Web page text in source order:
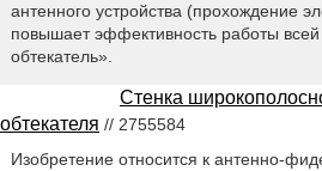
антенного устройства (прохождение
повышает эффективность работы
обтекатель».
Стенка
обтекателя // 2755584
Изобретение относится к антенно-